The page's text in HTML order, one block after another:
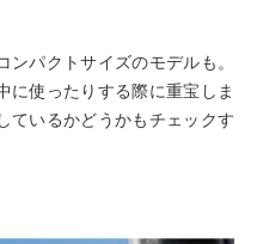
パクトサイズのモデルも。
に使ったりする際に重宝しま
ているかどうかもチェックす